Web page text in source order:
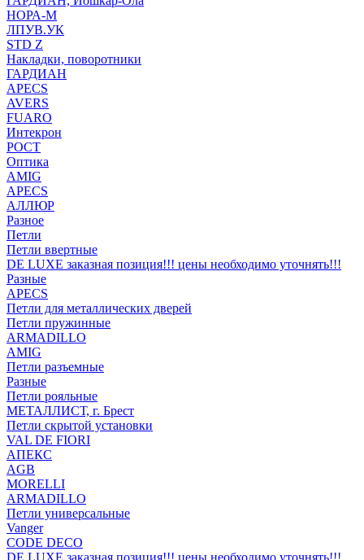
НОРА-М
ЛПУВ.УК
STD Z
Накладки, поворотники
ГАРДИАН
APECS
AVERS
FUARO
Интекрон
РОСТ
Оптика
AMIG
APECS
АЛЛЮР
Разное
Петли
Петли ввертные
DE LUXE заказная позиция!!! цены необходимо уточнять!!!
Разные
APECS
Петли для металлических дверей
Петли пружинные
ARMADILLO
AMIG
Петли разъемные
Разные
Петли рояльные
МЕТАЛЛИСТ, г. Брест
Петли скрытой установки
VAL DE FIORI
АПЕКС
AGB
MORELLI
ARMADILLO
Петли универсальные
Vanger
CODE DECO
DE LUXE заказная позиция!!! цены необходимо уточнять!!!